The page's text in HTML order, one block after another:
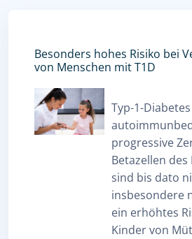
Besonders hohes Risiko bei
von Menschen mit T1D
Typ-1-
progressive
Betazellen des
sind bis dato
insbesondere
ein erhöhtes
Kinder von